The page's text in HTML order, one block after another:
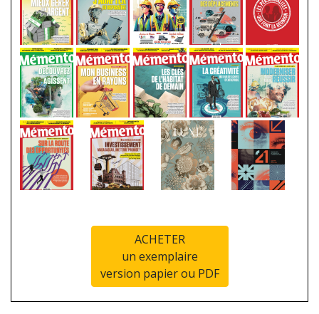
ACHETER
un exemplaire
version papier ou PDF